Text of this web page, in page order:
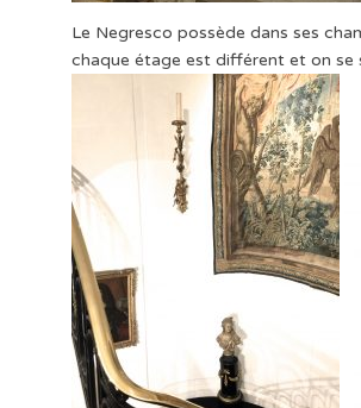
Le Negresco possède dans ses
chaque étage est différent et on se